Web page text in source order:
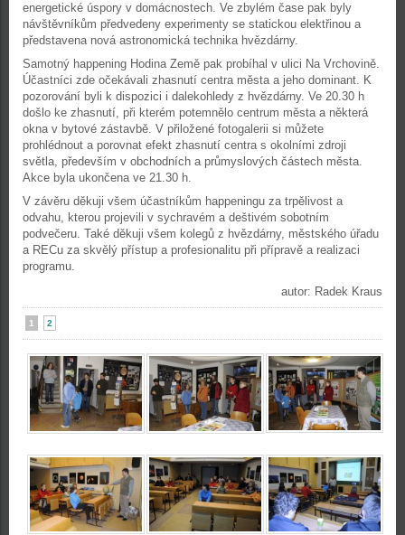
energetické úspory v domácnostech. Ve zbylém čase pak byly
návštěvníkům předvedeny experimenty se statickou elektřinou a
představena nová astronomická technika hvězdárny.
Samotný happening Hodina Země pak probíhal v ulici Na Vrchovině.
Účastníci zde očekávali zhasnutí centra města a jeho dominant. K
pozorování byli k dispozici i dalekohledy z hvězdárny. Ve 20.30 h
došlo ke zhasnutí, při kterém potemnělo centrum města a některá
okna v bytové zástavbě. V přiložené fotogalerii si můžete
prohlédnout a porovnat efekt zhasnutí centra s okolními zdroji
světla, především v obchodních a průmyslových částech města.
Akce byla ukončena ve 21.30 h.
V závěru děkuji všem účastníkům happeningu za trpělivost a
odvahu, kterou projevili v sychravém a deštivém sobotním
podvečeru. Také děkuji všem kolegů z hvězdárny, městského úřadu
a RECu za skvělý přístup a profesionalitu při přípravě a realizaci
programu.
autor: Radek Kraus
1 2